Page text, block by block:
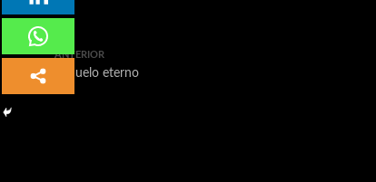
ANTERIOR
El duelo eterno